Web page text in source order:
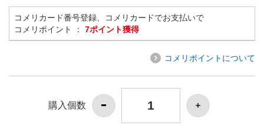
コメリカード番号登録、コメリカードでお支払いで
コメリポイント ： 7ポイント獲得
コメリポイントについて
購入個数